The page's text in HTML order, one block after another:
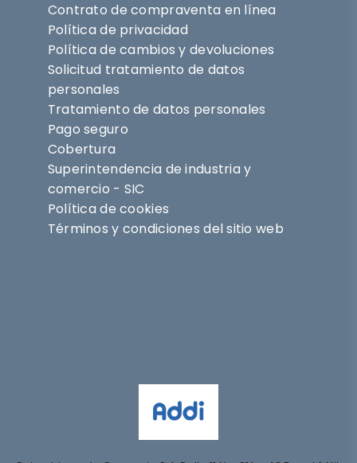
Contrato de compraventa en línea
Política de privacidad
Política de cambios y devoluciones
Solicitud tratamiento de datos
personales
Tratamiento de datos personales
Pago seguro
Cobertura
Superintendencia de industria y
comercio - SIC
Política de cookies
Términos y condiciones del sitio web